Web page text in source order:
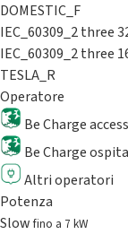
DOMESTIC_F
IEC_60309_2 three
IEC_60309_2 three
TESLA_R
Operatore
Be Charge
Be Charge
Altri operatori
Potenza
Slowfino a 7 kW